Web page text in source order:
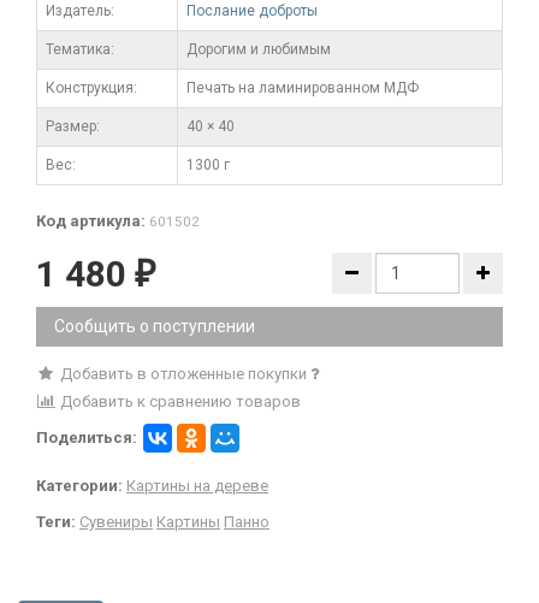
Издатель: Послание доброты
Тематика: Дорогим и любимым
Конструкция: Печать на ламинированном МДФ
Размер: 40 × 40
Вес: 1300 г
Код артикула: 601502
1 480 ₽
Сообщить о поступлении
Добавить в отложенные покупки
Добавить к сравнению товаров
Поделиться:
Категории: Картины на дереве
Теги: Сувениры Картины Панно